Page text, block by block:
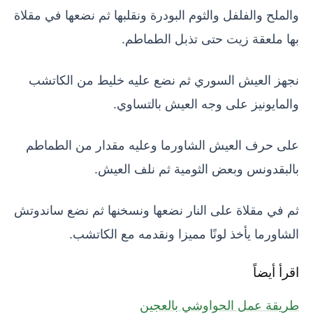
والملح والفلفل والثوم البودرة ونقلبها ثم نضعها في مقلاة
بها ملعقة زيت حتى تذبل الطماطم.
نجهز العيش السوري ثم نضع عليه خليط من الكاتشب
والمايونيز على وجه العيش بالتساوي.
على حرف العيش الشاورما وعليه مقدار من الطماطم
بالبقدونس وبعض الثومية ثم نلف العيش.
ثم في مقلاة على النار نضعها ونسخنها ثم نضع ساندوتش
الشاورما يأخذ لونًا مميزا ونقدمه مع الكاتشب.
اقرأ أيضاً
طريقة عمل الحواوشي بالعجين